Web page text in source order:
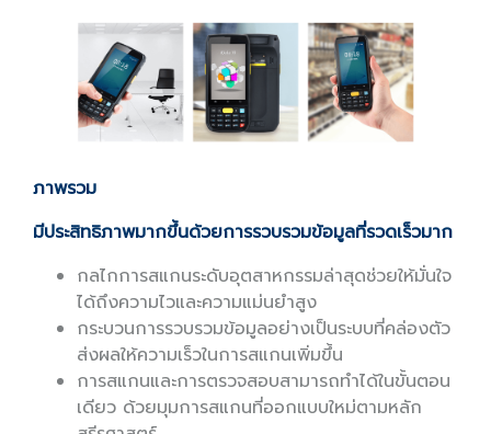
ภาพรวม
มีประสิทธิภาพมากขึ้นด้วยการรวบรวมข้อมูลที่รวดเร็วมาก
กลไกการสแกนระดับอุตสาหกรรมล่าสุดช่วยให้มั่นใจ
ได้ถึงความไวและความแม่นยำสูง
กระบวนการรวบรวมข้อมูลอย่างเป็นระบบที่คล่องตัว
ส่งผลให้ความเร็วในการสแกนเพิ่มขึ้น
การสแกนและการตรวจสอบสามารถทำได้ในขั้นตอน
เดียว ด้วยมุมการสแกนที่ออกแบบใหม่ตามหลัก